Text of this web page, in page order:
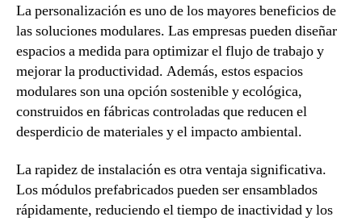
La personalización es uno de los mayores beneficios de
las soluciones modulares. Las empresas pueden diseñar
espacios a medida para optimizar el flujo de trabajo y
mejorar la productividad. Además, estos espacios
modulares son una opción sostenible y ecológica,
construidos en fábricas controladas que reducen el
desperdicio de materiales y el impacto ambiental.
La rapidez de instalación es otra ventaja significativa.
Los módulos prefabricados pueden ser ensamblados
rápidamente, reduciendo el tiempo de inactividad y los